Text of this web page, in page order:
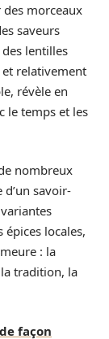
morceaux
saveurs
lentilles
relativement
révèle en
le temps et les
nombreux
savoir-
épices locales,
: la
tradition, la
façon